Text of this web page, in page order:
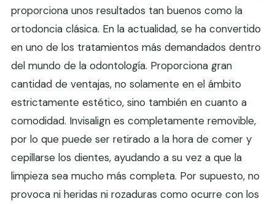
proporciona unos resultados tan buenos como la
ortodoncia clásica. En la actualidad, se ha convertido
en uno de los tratamientos más demandados dentro
del mundo de la odontología. Proporciona gran
cantidad de ventajas, no solamente en el ámbito
estrictamente estético, sino también en cuanto a
comodidad. Invisalign es completamente removible,
por lo que puede ser retirado a la hora de comer y
cepillarse los dientes, ayudando a su vez a que la
limpieza sea mucho más completa. Por supuesto, no
provoca ni heridas ni rozaduras como ocurre con los